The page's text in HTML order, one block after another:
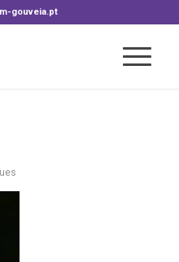
gouveia.pt